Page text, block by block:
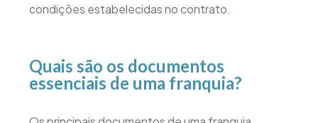
condições estabelecidas no contrato.
Quais são os documentos
essenciais de uma franquia?